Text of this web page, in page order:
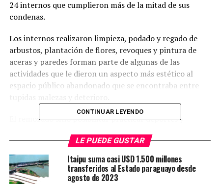
24 internos que cumplieron más de la mitad de sus
condenas.
Los internos realizaron limpieza, podado y regado de
arbustos, plantación de flores, revoques y pintura de
aceras y paredes forman parte de algunas de las
actividades que le dieron un aspecto más estético al
espacio público abandonado que se encontraba entre
El remozado sitio posibilitar practicar deportes y
promoción y ventas de sus productos. Con la
recuperación, está previsto ampliar el sistema de
seguridad y en breve, con actividades pro fondos serán
adquiridas cámaras de seguridad.
CONTINUAR LEYENDO
LE PUEDE GUSTAR
Itaipu suma casi USD 1.500 millones
transferidos al Estado paraguayo desde
agosto de 2023